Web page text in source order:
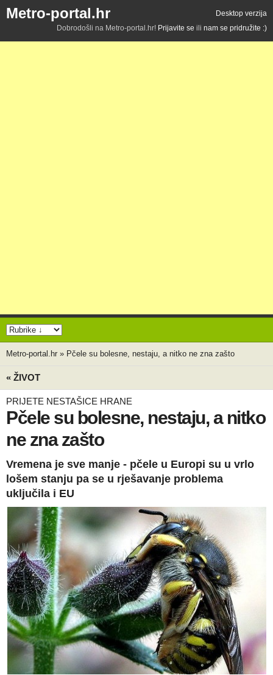
Metro-portal.hr
Desktop verzija
Dobrodošli na Metro-portal.hr! Prijavite se ili nam se pridružite :)
Metro-portal.hr » Pčele su bolesne, nestaju, a nitko ne zna zašto
« ŽIVOT
PRIJETE NESTAŠICE HRANE
Pčele su bolesne, nestaju, a nitko
ne zna zašto
Vremena je sve manje - pčele u Europi su u vrlo
lošem stanju pa se u rješavanje problema
uključila i EU